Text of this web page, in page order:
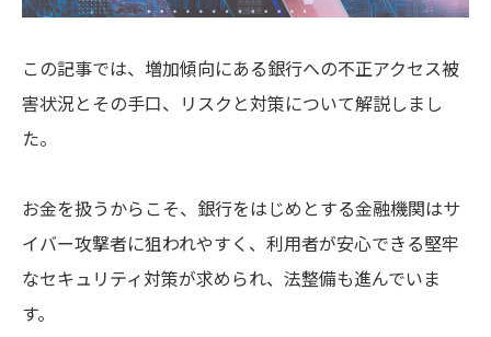
この記事では、増加傾向にある銀行への不正アクセス被
害状況とその手口、リスクと対策について解説しまし
た。
お金を扱うからこそ、銀行をはじめとする金融機関はサ
イバー攻撃者に狙われやすく、利用者が安心できる堅牢
なセキュリティ対策が求められ、法整備も進んでいま
す。